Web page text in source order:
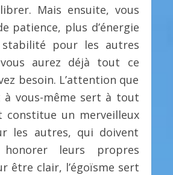
Mais ensuite, vous
patience, plus d’énergie
pour les autres
aurez déjà tout ce
besoin. L’attention que
à vous-même sert à tout
constitue un merveilleux
les autres, qui doivent
leurs propres
être clair, l’égoïsme sert